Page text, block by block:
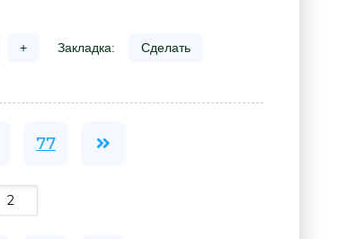
+ Закладка: Сделать
77